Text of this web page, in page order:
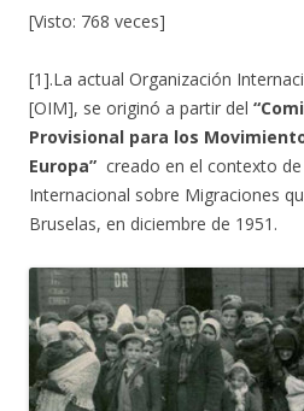
[Visto: 768 veces]
[1].La actual Organización
[OIM], se originó a partir del
Provisional para los
Europa” creado en el contexto
Internacional sobre Migraciones
Bruselas, en diciembre de 1951.